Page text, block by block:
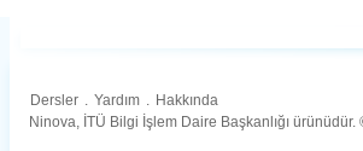
Dersler . Yardım . Hakkında
Ninova, İTÜ Bilgi İşlem Daire Başkanlığı ürünüdür.